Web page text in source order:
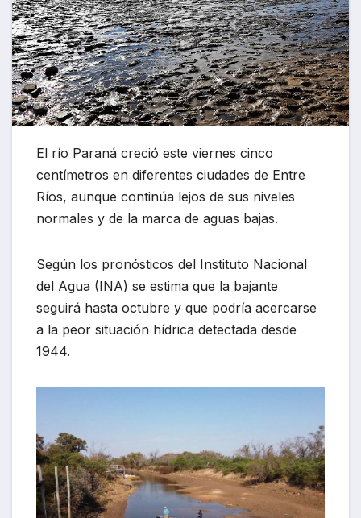
El río Paraná creció este viernes cinco
centímetros en diferentes ciudades de Entre
Ríos, aunque continúa lejos de sus niveles
normales y de la marca de aguas bajas.
Según los pronósticos del Instituto Nacional
del Agua (INA) se estima que la bajante
seguirá hasta octubre y que podría acercarse
a la peor situación hídrica detectada desde
1944.